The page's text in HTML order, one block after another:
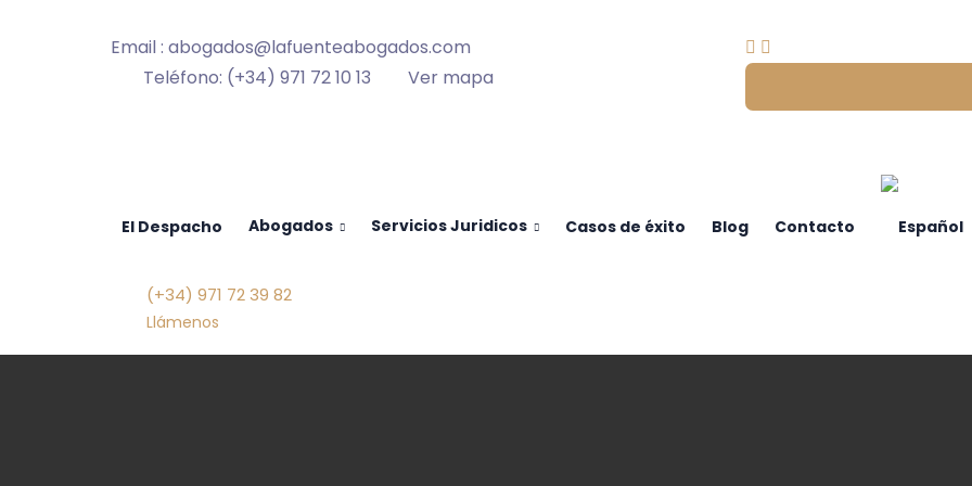
Email : abogados@lafuenteabogados.com
Teléfono: (+34) 971 72 10 13
Ver mapa
El Despacho Abogados Servicios Juridicos Casos de éxito Blog Contacto
(+34) 971 72 39 82
Llámenos